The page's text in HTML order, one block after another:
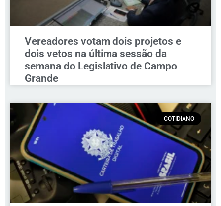
Vereadores votam dois projetos e
dois vetos na última sessão da
semana do Legislativo de Campo
Grande
COTIDIANO